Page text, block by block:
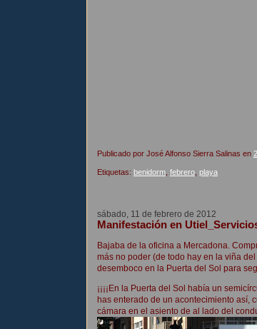
Publicado por José Alfonso Sierra Salinas en
Etiquetas: benidorm febrero playa
sábado, 11 de febrero de 2012
Manifestación en
Bajaba de la oficina a Mercadona.
más no poder (de todo hay en la viña
desemboco en la Puerta del Sol para
¡¡¡¡En la Puerta del Sol había un
has enterado de un acontecimiento así,
cámara en el asiento de al lado del